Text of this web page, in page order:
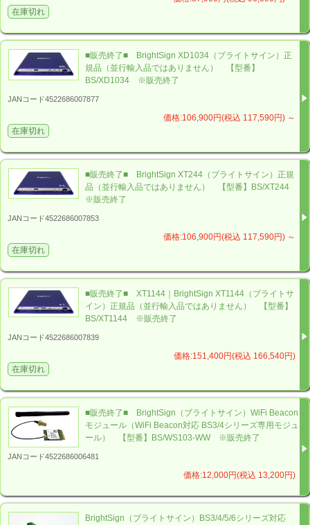
テリアル社（「東証プライム・名証プレミア」上場）の
ストアへのリンクが掲載されています）株式会社バッ
ク・ステージが運営する「BSStore（ビーエス スト
ア）」で安心してお買い求めください。
また弊社は、 BrightSign HD224を販売するだけにとどま
らず、「博物館」や「マンションギャラリー」、各種
「展示施設」など、多くの「BrightSign納入実績」があ
東京タワー」や、2016年に開催さ
れた「伊勢志摩サミット応援プロジェクションマッピン
グ」などが挙げられます。
「BrightSign HD224で、こんなことができないか？」な
ど、一歩進んだBrightSignのご相談は、
【お問い合わせ】メールフォーム
さい。
バック・ステージ（本社）へ【お問い合わせ】
在庫切れ
■販売終了■ BrightSign XD1034（ブライトサイン）正
規品（並行輸入品ではありません） 【型番】
BS/XD1034 ※販売終了
JANコード4522686007877
価格:106,900円(税込 117,590円) ～
在庫切れ
■販売終了■ BrightSign XT244（ブライトサイン）正規
品（並行輸入品ではありません） 【型番】BS/XT244
※販売終了
JANコード4522686007853
価格:106,900円(税込 117,590円) ～
在庫切れ
■販売終了■ XT1144｜BrightSign XT1144（ブライトサ
イン）正規品（並行輸入品ではありません） 【型番】
BS/XT1144 ※販売終了
JANコード4522686007839
価格:151,400円(税込 166,540円)
在庫切れ
■販売終了■ BrightSign（ブライトサイン）WiFi Beacon
モジュール（WiFi Beacon対応 BS3/4シリーズ専用モジュ
ール） 【型番】BS/WS103-WW ※販売終了
JANコード4522686006481
価格:12,000円(税込 13,200円)
BrightSign（ブライトサイン）BS3/4/5/6シリーズ対応